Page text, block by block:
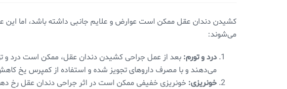
کشیدن دندان عقل ممکن است عوارض و علایم جانبی داشته باشد، اما
می‌شوند:
درد و تورم: بعد از عمل جراحی کشیدن دندان عقل، ممکن است درد و
می‌دهند و با مصرف داروهای تجویز شده و استفاده از کمپرس یخ
خونریزی: خونریزی خفیفی ممکن است در اثر جراحی دندان عقل رخ